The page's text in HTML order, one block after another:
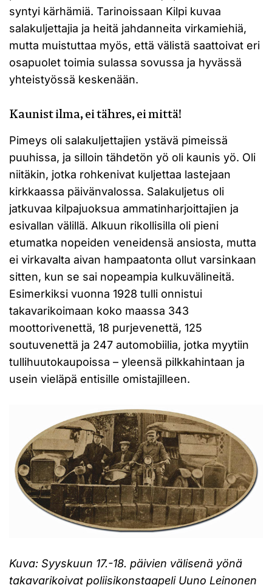
syntyi kärhämiä. Tarinoissaan Kilpi kuvaa
salakuljettajia ja heitä jahdanneita virkamiehiä,
mutta muistuttaa myös, että välistä saattoivat eri
osapuolet toimia sulassa sovussa ja hyvässä
yhteistyössä keskenään.
Kaunist ilma, ei tähres, ei mittä!
Pimeys oli salakuljettajien ystävä pimeissä
puuhissa, ja silloin tähdetön yö oli kaunis yö. Oli
niitäkin, jotka rohkenivat kuljettaa lastejaan
kirkkaassa päivänvalossa. Salakuljetus oli
jatkuvaa kilpajuoksua ammatinharjoittajien ja
esivallan välillä. Alkuun rikollisilla oli pieni
etumatka nopeiden veneidensä ansiosta, mutta
ei virkavalta aivan hampaatonta ollut varsinkaan
sitten, kun se sai nopeampia kulkuvälineitä.
Esimerkiksi vuonna 1928 tulli onnistui
takavarikoimaan koko maassa 343
moottorivenettä, 18 purjevenettä, 125
soutuvenettä ja 247 automobiilia, jotka myytiin
tullihuutokaupoissa – yleensä pilkkahintaan ja
usein vieläpä entisille omistajilleen.
Kuva: Syyskuun 17.-18. päivien välisenä yönä
takavarikoivat poliisikonstaapeli Uuno Leinonen